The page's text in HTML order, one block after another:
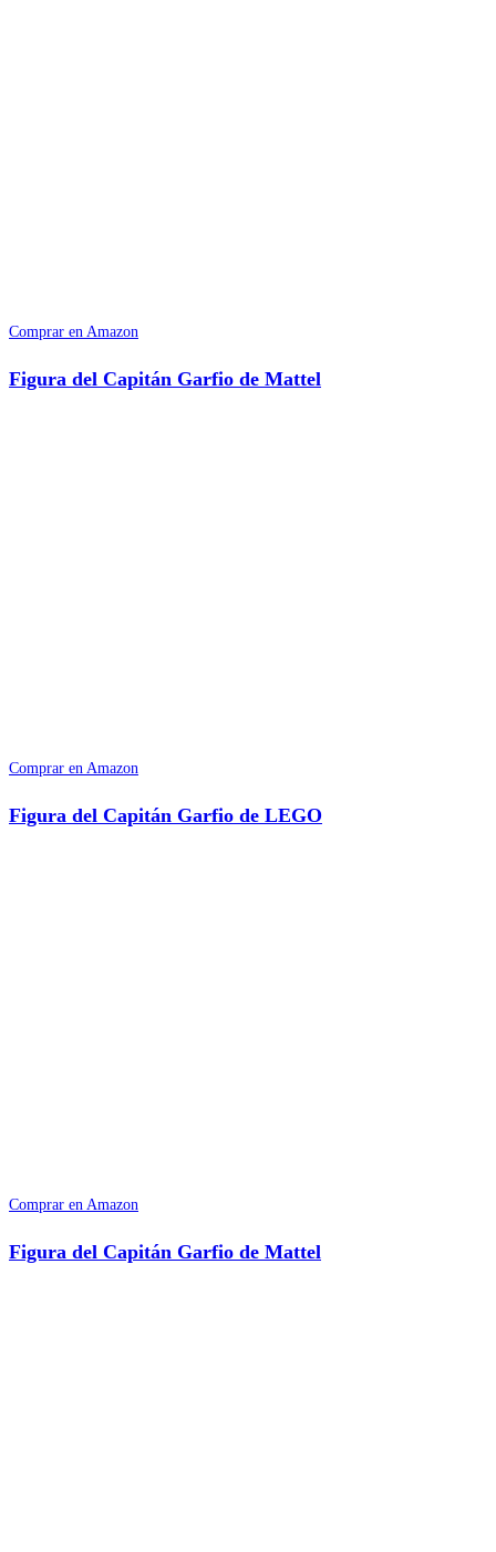
Comprar en Amazon
Figura del Capitán Garfio de Mattel
Comprar en Amazon
Figura del Capitán Garfio de LEGO
Comprar en Amazon
Figura del Capitán Garfio de Mattel